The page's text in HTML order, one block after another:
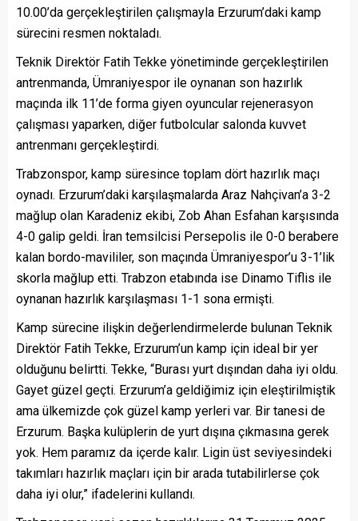
10.00’da gerçekleştirilen çalışmayla Erzurum’daki kamp
sürecini resmen noktaladı.
Teknik Direktör Fatih Tekke yönetiminde gerçekleştirilen
antrenmanda, Ümraniyespor ile oynanan son hazırlık
maçında ilk 11’de forma giyen oyuncular rejenerasyon
çalışması yaparken, diğer futbolcular salonda kuvvet
antrenmanı gerçekleştirdi.
Trabzonspor, kamp süresince toplam dört hazırlık maçı
oynadı. Erzurum’daki karşılaşmalarda Araz Nahçivan’a 3-2
mağlup olan Karadeniz ekibi, Zob Ahan Esfahan karşısında
4-0 galip geldi. İran temsilcisi Persepolis ile 0-0 berabere
kalan bordo-mavililer, son maçında Ümraniyespor’u 3-1’lik
skorla mağlup etti. Trabzon etabında ise Dinamo Tiflis ile
oynanan hazırlık karşılaşması 1-1 sona ermişti.
Kamp sürecine ilişkin değerlendirmelerde bulunan Teknik
Direktör Fatih Tekke, Erzurum’un kamp için ideal bir yer
olduğunu belirtti. Tekke, “Burası yurt dışından daha iyi oldu.
Gayet güzel geçti. Erzurum’a geldiğimiz için eleştirilmiştik
ama ülkemizde çok güzel kamp yerleri var. Bir tanesi de
Erzurum. Başka kulüplerin de yurt dışına çıkmasına gerek
yok. Hem paramız da içerde kalır. Ligin üst seviyesindeki
takımları hazırlık maçları için bir arada tutabilirlerse çok
daha iyi olur,” ifadelerini kullandı.